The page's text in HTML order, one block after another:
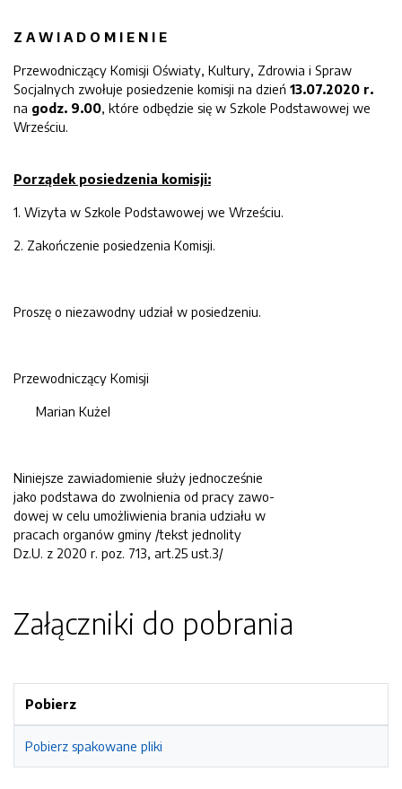
Z A W I A D O M I E N I E
Przewodniczący Komisji Oświaty, Kultury, Zdrowia i Spraw
Socjalnych zwołuje posiedzenie komisji na dzień 13.07.2020 r.
na godz. 9.00, które odbędzie się w Szkole Podstawowej we
Wrześciu.
Porządek posiedzenia komisji:
1. Wizyta w Szkole Podstawowej we Wrześciu.
2. Zakończenie posiedzenia Komisji.
Proszę o niezawodny udział w posiedzeniu.
Przewodniczący Komisji
Marian Kużel
Niniejsze zawiadomienie służy jednocześnie
jako podstawa do zwolnienia od pracy zawo-
dowej w celu umożliwienia brania udziału w
pracach organów gminy /tekst jednolity
Dz.U. z 2020 r. poz. 713, art.25 ust.3/
Załączniki do pobrania
Pobierz
Pobierz spakowane pliki